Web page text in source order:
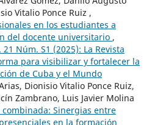
Vitalio Ponce Ruiz ,
en los estudiantes a
del docente universitario ,
Núm. S1 (2025): La Revista
para visibilizar y fortalecer la
de Cuba y el Mundo
Dionisio Vitalio Ponce Ruiz,
Zambrano, Luis Javier Molina
combinada: Sinergias entre
en la formación